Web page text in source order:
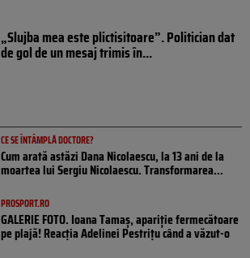
„Slujba mea este plictisitoare”. Politician dat
de gol de un mesaj trimis în...
CE SE ÎNTÂMPLĂ DOCTORE?
Cum arată astăzi Dana Nicolaescu, la 13 ani de la
moartea lui Sergiu Nicolaescu. Transformarea...
PROSPORT.RO
GALERIE FOTO. Ioana Tamaş, apariție fermecătoare
pe plajă! Reacția Adelinei Pestrițu când a văzut-o